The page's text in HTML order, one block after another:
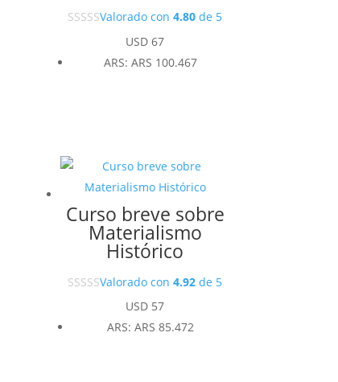
Valorado con4.80 de 5
USD 67
ARS:ARS 100.467
Curso breve sobre
Materialismo
Histórico
Valorado con4.92 de 5
USD 57
ARS:ARS 85.472